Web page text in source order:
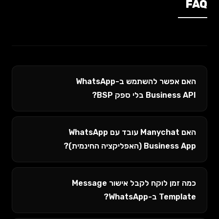
FAQ
האם אפשר להשתמש ב-WhatsApp
Business API בלי ספק BSP?
האם Manychat עובד עם WhatsApp
Business App (האפליקציה החינמית)?
כמה זמן לוקח לקבל אישור Message
Template ב-WhatsApp?